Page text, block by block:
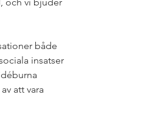
både
insatser
att vara